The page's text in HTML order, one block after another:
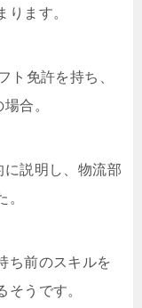
ります。
ト免許を持ち、
合。
説明し、物流部
。
ち前のスキルを
うです。